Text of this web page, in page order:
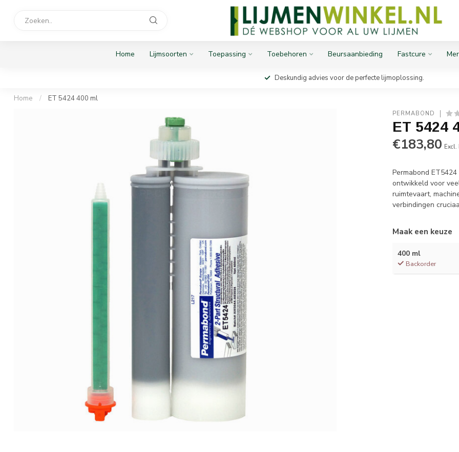
Home Lijmsoorten Toepassing Toebehoren Beursaanbieding Fastcure
Deskundig advies voor de perfecte lijmoplossing.
Home / ET 5424 400 ml
PERMABOND
ET 5424
€183,80 Excl.
Permabond
ontwikkeld voor
ruimtevaart,
verbindingen
Maak een keuze
400 ml
Backorder